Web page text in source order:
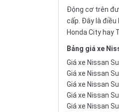
Động cơ trên
cấp. Đây là
Honda City hay
Bảng giá xe
Giá xe Nissan
Giá xe Nissan
Giá xe Nissan
Giá xe Nissan
Giá xe Nissan